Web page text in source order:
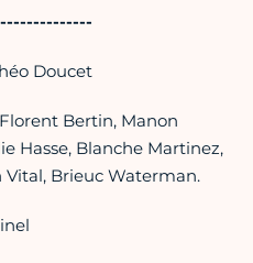
Doucet
Bertin, Manon
Hasse, Blanche Martinez,
Vital, Brieuc Waterman.